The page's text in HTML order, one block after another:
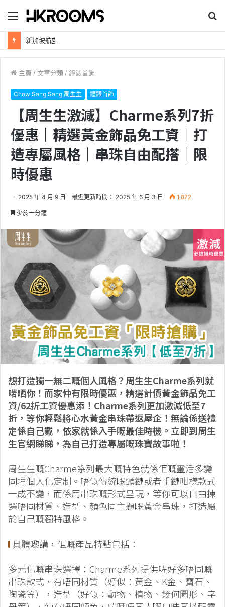
目
錄
尋
主頁 / 文章分類 / 鐘錶首飾
Chow Sang Sang 周生生 鐘錶首飾
【周生生激減】Charme系列7折
優惠｜精選黃金飾品免工資｜打
造專屬風格｜串珠自由配搭｜限
時優惠
2025 年 4 月 9 日 最近更新時間： 2025 年 6 月 3 日 1,872
少於一分鐘
想打造獨一無二嘅個人風格？周生生Charme系列就
啱晒你！而家仲有限時優惠，精選計價黃金飾品免工
資/62折工資優惠添！Charme系列更加激減低至7
折，等你輕鬆將心水黃金串珠帶返屋企！無論係送禮
定係自己戴，依家就係入手嘅最佳時機。立即到周生
生官網睇睇，為自己打造專屬嘅珠寶故事啦！
周生生嘅Charme系列最大嘅特色就係佢嘅靈活多變
同埋個人化定制。唔似傳統嘅頸鏈或者手鏈咁樣款式
一成不變，而係用串珠嘅形式呈現，等你可以自由揀
選唔同材質、造型、顏色同主題嘅黃金串珠，打造屬
於自己嘅獨特風格。
具體嚟講，佢嘅產品特點包括：
多元化嘅串珠選擇：Charme系列提供咗好多唔同嘅
串珠款式，有唔同材質（好似：黃金、K金、寶石、
陶瓷等），造型（好似：動物、植物、幾何圖形、字